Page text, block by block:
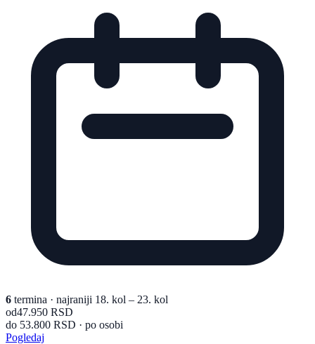
6 termina · najraniji 18. kol – 23. kol
od47.950 RSD
do 53.800 RSD · po osobi
Pogledaj